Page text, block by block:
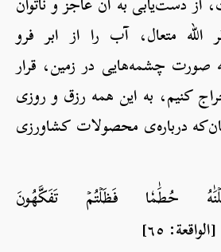
الله متعال، آب را از ابر فرو
صورت چشمه‌هایی در زمین، قرار
کنیم، به این همه رزق و روزی
درباره‌ی محصولات کشاورزی
حُطَٰمٗا فَظَلۡتُمۡ تَفَكَّهُونَ
٦٥]